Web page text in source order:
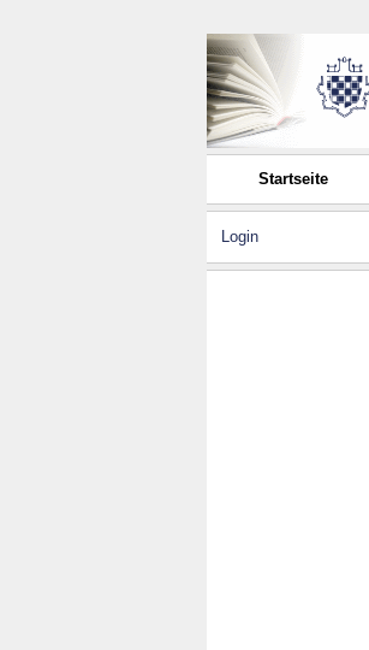
Startseite
Login